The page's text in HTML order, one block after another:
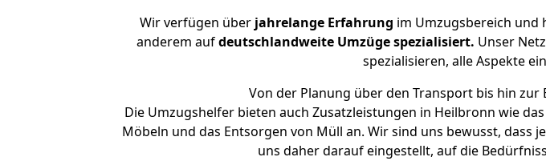
Wir verfügen über jahrelange Erfahrung im Umzugsbereich und
anderem aufdeutschlandweite Umzüge spezialisiert. Unser
spezialisieren, alle Aspekte
Von der Planung über den Transport bis hin
Die Umzugshelfer bieten auch Zusatzleistungen in Heilbronn wie das
Möbeln und das Entsorgen von Müll an. Wir sind uns bewusst,
uns daher darauf eingestellt, auf die